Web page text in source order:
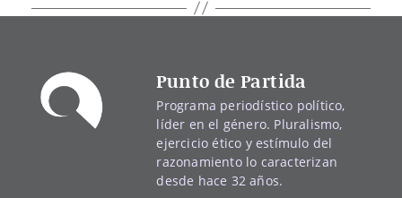
Punto de Partida
Programa periodístico político,
líder en el género. Pluralismo,
ejercicio ético y estímulo del
razonamiento lo caracterizan
desde hace 32 años.